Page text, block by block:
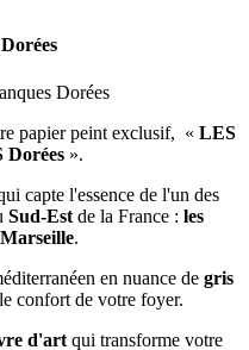
papier peint exclusif, « LES
».
capte l'essence de l'un des
Sud-Estde la France : les
.
en nuance de gris
confort de votre foyer.
d'artqui transforme votre